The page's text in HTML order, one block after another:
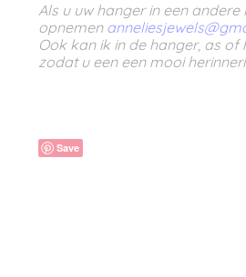
Als u uw hanger in een
opnemen
Ook kan ik in de hanger, as
zodat u een een mooi
Save